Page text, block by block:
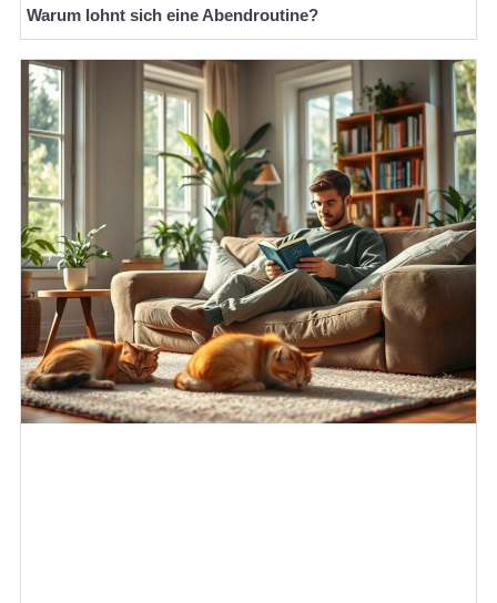
Warum lohnt sich eine Abendroutine?